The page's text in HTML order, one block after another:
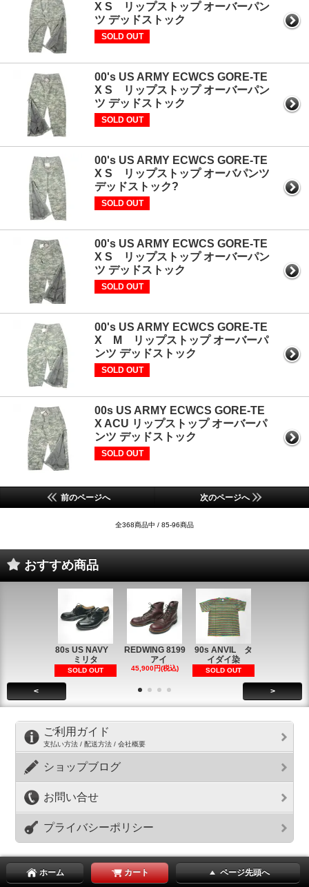
X S リップストップ オーバーパン
ツ デッドストック
SOLD OUT
00's US ARMY ECWCS GORE-TE
X S リップストップ オーバーパン
ツ デッドストック
SOLD OUT
00's US ARMY ECWCS GORE-TE
X S リップストップ オーバパンツ
デッドストック?
SOLD OUT
00's US ARMY ECWCS GORE-TE
X S リップストップ オーバーパン
ツ デッドストック
SOLD OUT
00's US ARMY ECWCS GORE-TE
X M リップストップ オーバーパ
ンツ デッドストック
SOLD OUT
00s US ARMY ECWCS GORE-TE
X ACU リップストップ オーバーパ
ンツ デッドストック
SOLD OUT
前のページへ 次のページへ
全368商品中 / 85-96商品
おすすめ商品
80s US NAVY
ミリタ
SOLD OUT
REDWING 8199
アイ
45,900円(税込)
90s ANVIL タ
イダイ染
SOLD OUT
< >
ご利用ガイド
支払い方法 / 配送方法 / 会社概要
ショップブログ
お問い合せ
プライバシーポリシー
ホーム カート ページ先頭へ